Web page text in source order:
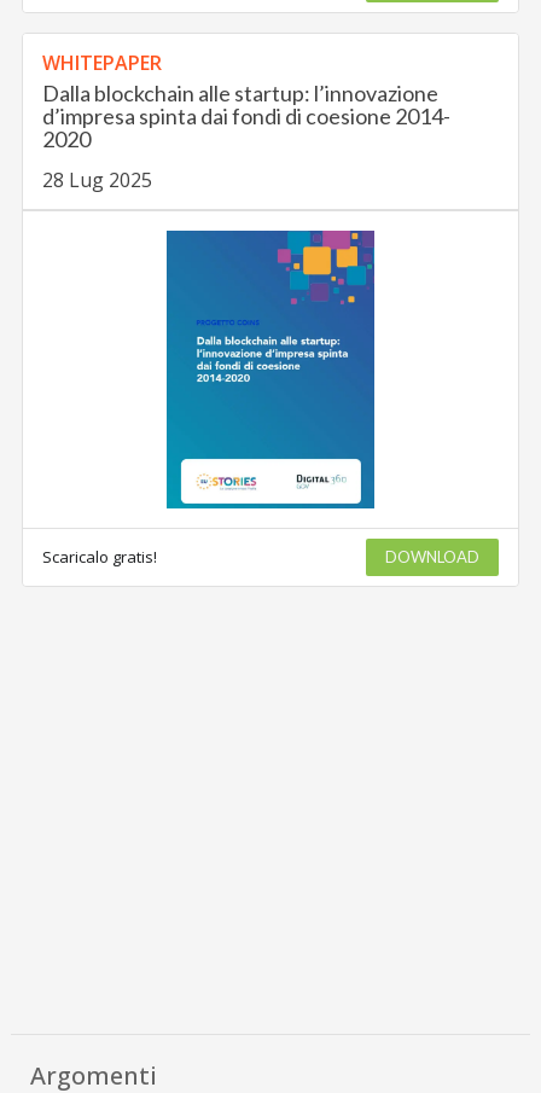
WHITEPAPER
Dalla blockchain alle startup: l’innovazione
d’impresa spinta dai fondi di coesione 2014-
2020
28 Lug 2025
Scaricalo gratis! DOWNLOAD
Argomenti